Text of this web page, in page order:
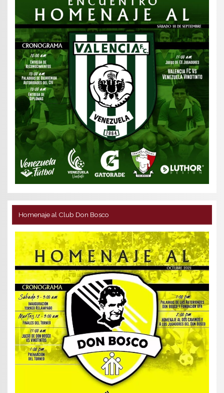
Homenaje al Club Don Bosco